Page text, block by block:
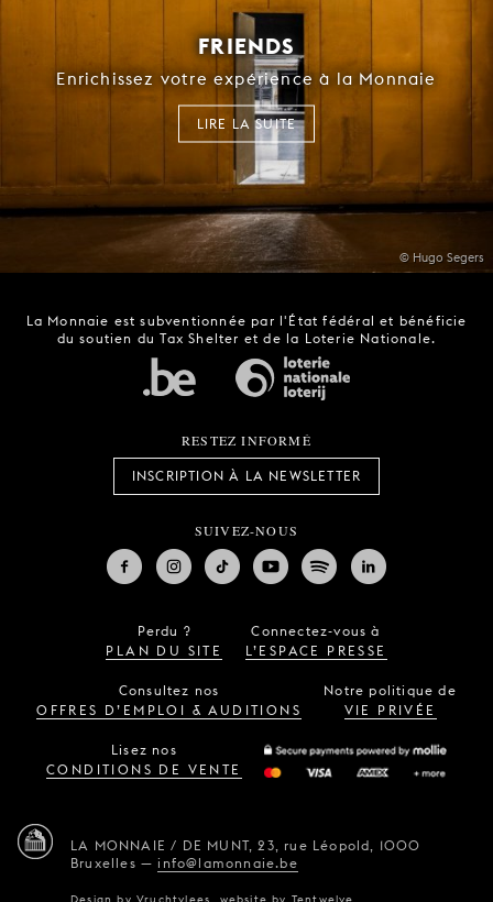
© Hugo Segers
FRIENDS
Enrichissez votre expérience à la Monnaie
LIRE LA SUITE
La Monnaie est subventionnée par l'État fédéral et bénéficie
du soutien du Tax Shelter et de la Loterie Nationale.
RESTEZ INFORMÉ
INSCRIPTION À LA NEWSLETTER
SUIVEZ-NOUS
Perdu ?
PLAN DU SITE
Connectez-vous à
L’ESPACE PRESSE
Consultez nos
OFFRES D’EMPLOI & AUDITIONS
Notre politique de
VIE PRIVÉE
Lisez nos
CONDITIONS DE VENTE
LA MONNAIE / DE MUNT, 23, rue Léopold, 1000
Bruxelles —info@lamonnaie.be
Design byVruchtvlees website by Tentwelve